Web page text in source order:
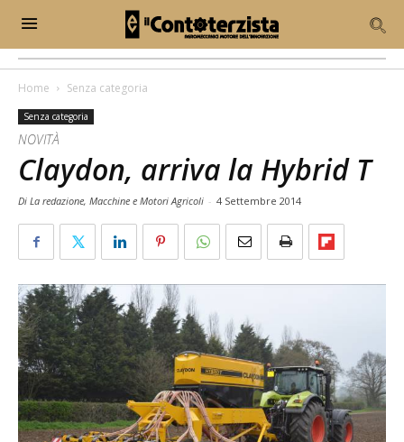
Home Senza categoria
Senza categoria
NOVITÀ
Claydon, arriva la Hybrid T
Di La redazione, Macchine e Motori Agricoli - 4 Settembre 2014